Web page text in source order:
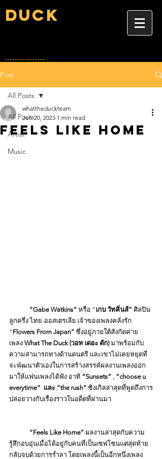
Duck
Post
All Posts
Artist
Music
All Posts
Feels like home
whattheduckteam
Jun 20, 2023 1 min read
“Gabe Watkins” หรือ “เกบ วัทคิ่นส์” ศิลปิน
ลูกครึ่ง ไทย-ออสเตรเลีย เจ้าของเพลงคลั่งรัก
“Flowers From Japan” ซึ่งอยู่ภายใต้สังกัดค่าย
เพลง What The Duck (วอท เดอะ ดัก) มาพร้อมกับ
ความสามารถทางด้านดนตรี และเขาไม่เคยหยุดที่
จะพัฒนาตัวเองในการสร้างสรรค์ผลงานเพลงออก
มาให้แฟนเพลงได้ฟัง อาทิ “Sunsets” , “choose u
everytime”  และ “the rush” ซิงเกิลล่าสุดที่พูดถึงการ
ปล่อยวางกับเรื่องราวในอดีตที่ผ่านมา
“Feels Like Home” ผลงานล่าสุดกับความ
รู้สึกอบอุ่นเมื่อได้อยู่กับคนที่เป็นเซฟโซนแต่สุดท้าย
กลับจบด้วยการร่ำลา โดยเพลงนี้เป็นอีกหนึ่งเพลง